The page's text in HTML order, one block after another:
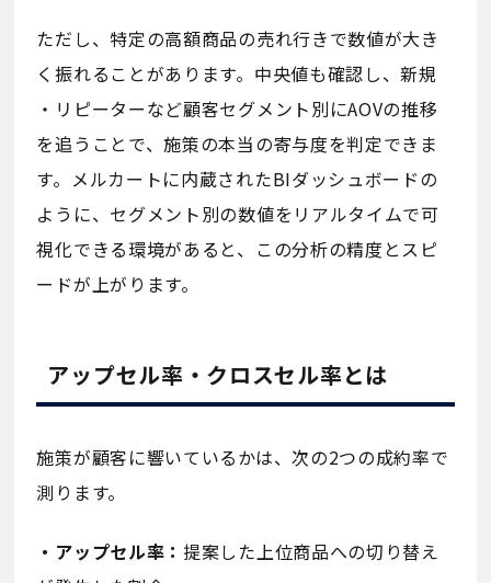
ただし、特定の高額商品の売れ行きで数値が大き
く振れることがあります。中央値も確認し、新規
・リピーターなど顧客セグメント別にAOVの推移
を追うことで、施策の本当の寄与度を判定できま
す。メルカートに内蔵されたBIダッシュボードの
ように、セグメント別の数値をリアルタイムで可
視化できる環境があると、この分析の精度とスピ
ードが上がります。
アップセル率・クロスセル率とは
施策が顧客に響いているかは、次の2つの成約率で
測ります。
・アップセル率：提案した上位商品への切り替え